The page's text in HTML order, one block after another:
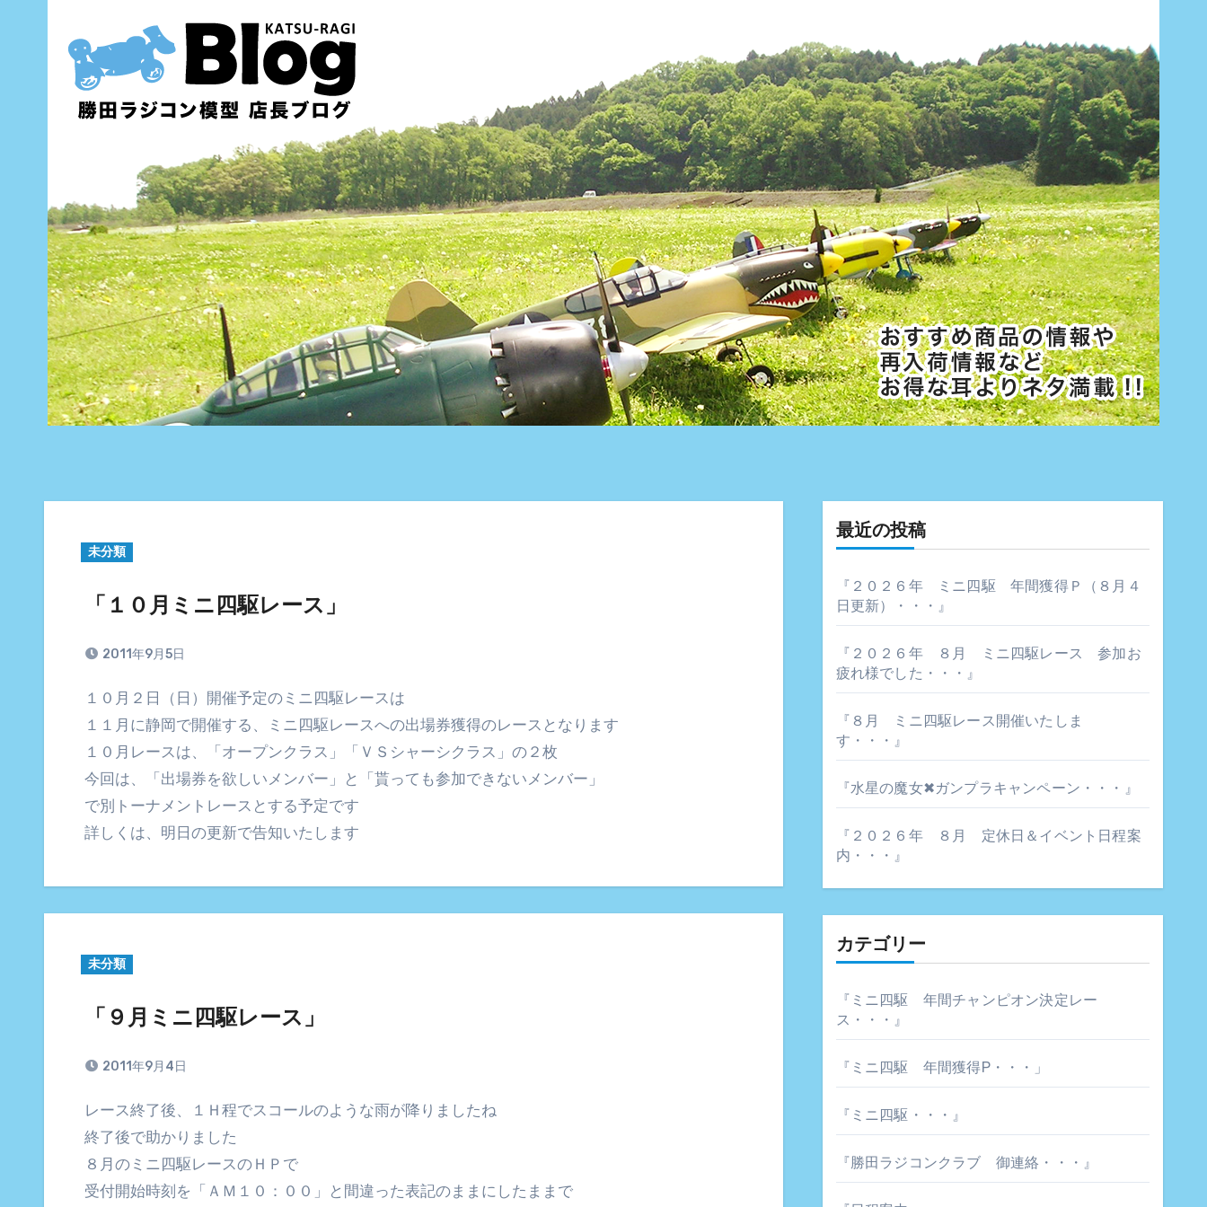
未分類
「１０月ミニ四駆レース」
2011年9月5日
１０月２日（日）開催予定のミニ四駆レースは
１１月に静岡で開催する、ミニ四駆レースへの出場券獲得のレースとなります
１０月レースは、「オープンクラス」「ＶＳシャーシクラス」の２枚
今回は、「出場券を欲しいメンバー」と「貰っても参加できないメンバー」
で別トーナメントレースとする予定です
詳しくは、明日の更新で告知いたします
未分類
「９月ミニ四駆レース」
2011年9月4日
レース終了後、１Ｈ程でスコールのような雨が降りましたね
終了後で助かりました
８月のミニ四駆レースのＨＰで
受付開始時刻を「ＡＭ１０：００」と間違った表記のままにしたままで
最近の投稿
『２０２６年 ミニ四駆 年間獲得Ｐ（８月４
日更新）・・・』
『２０２６年 ８月 ミニ四駆レース 参加お
疲れ様でした・・・』
『８月 ミニ四駆レース開催いたしま
す・・・』
『水星の魔女✖ガンプラキャンペーン・・・』
『２０２６年 ８月 定休日＆イベント日程案
内・・・』
カテゴリー
『ミニ四駆 年間チャンピオン決定レー
ス・・・』
『ミニ四駆 年間獲得P・・・」
『ミニ四駆・・・』
『勝田ラジコンクラブ 御連絡・・・』